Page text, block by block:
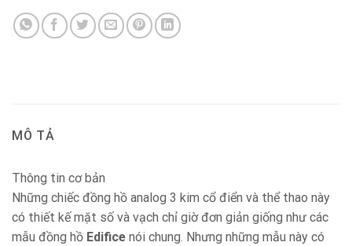
MÔ TẢ
Thông tin cơ bản
Những chiếc đồng hồ analog 3 kim cổ điển và thể thao này
có thiết kế mặt số và vạch chỉ giờ đơn giản giống như các
mẫu đồng hồ Edifice nói chung. Nhưng những mẫu này có